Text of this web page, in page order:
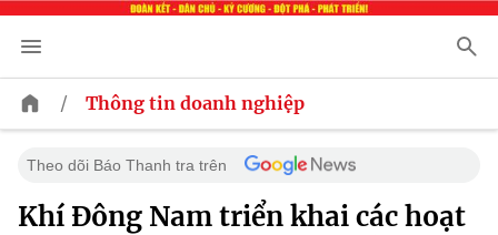
/ Thông tin doanh nghiệp
Theo dõi Báo Thanh tra trên
Khí Đông Nam triển khai các hoạt